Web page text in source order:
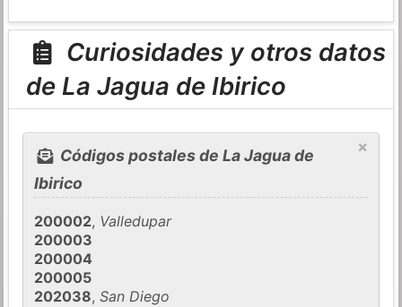
Curiosidades y otros datos
de La Jagua de Ibirico
×
Códigos postales de La Jagua de
Ibirico
200002, Valledupar
200003
200004
200005
202038,San Diego